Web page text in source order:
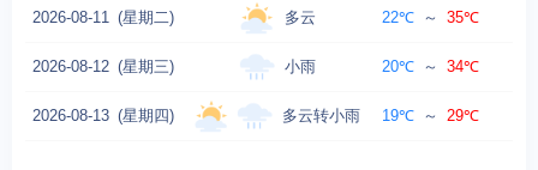
2026-08-11 (星期二) 多云 22℃ ～ 35℃
2026-08-12 (星期三) 小雨 20℃ ～ 34℃
2026-08-13 (星期四) 多云转小雨 19℃ ～ 29℃